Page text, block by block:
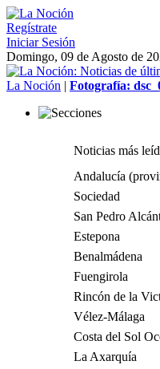
Regístrate
Iniciar Sesión
Domingo, 09 de Agosto de
La Noción | Fotografía:
Noticias más
Andalucía
Sociedad
San Pedro
Estepona
Benalmádena
Fuengirola
Rincón de la
Vélez-Málaga
Costa del Sol
La Axarquía